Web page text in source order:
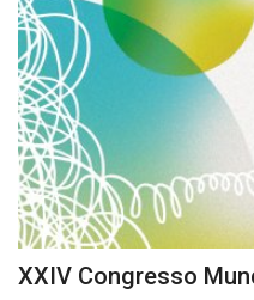
XXIV Congresso